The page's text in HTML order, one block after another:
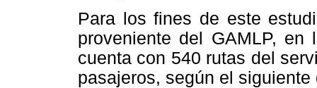
Para los fines de este
proveniente del GAMLP,
cuenta con 540 rutas del
pasajeros, según el siguiente